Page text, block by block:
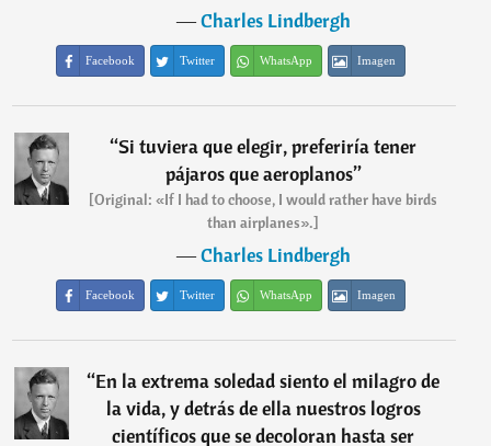
―Charles Lindbergh
Facebook Twitter WhatsApp Imagen
“Si tuviera que elegir, preferiría tener
pájaros que aeroplanos”
[Original: «If I had to choose, I would rather have birds
than airplanes».]
―Charles Lindbergh
Facebook Twitter WhatsApp Imagen
“En la extrema soledad siento el milagro de
la vida, y detrás de ella nuestros logros
científicos que se decoloran hasta ser